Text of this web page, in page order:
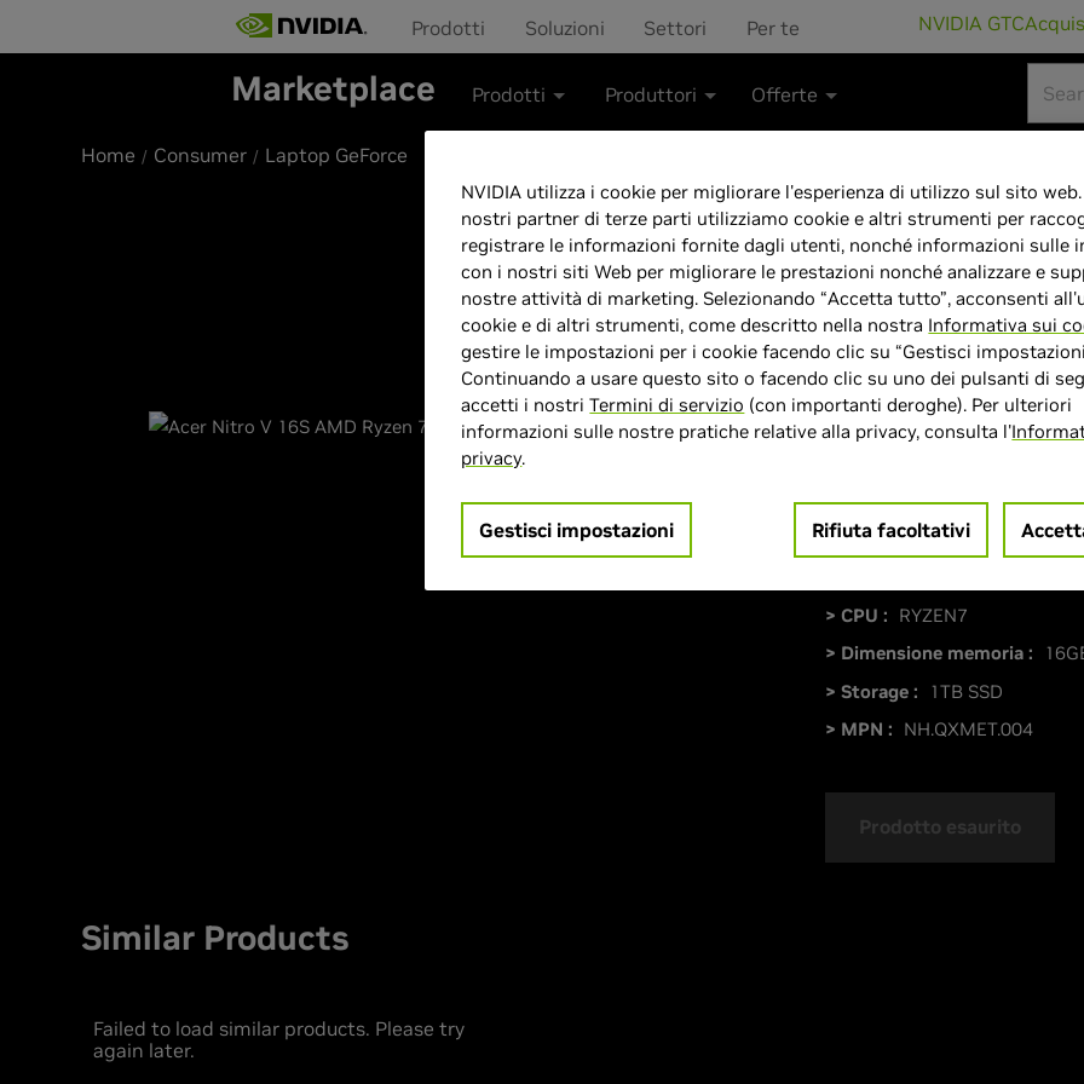
Prodotti Soluzioni Settori Per te NVIDIA GTC
Marketplace Prodotti Produttori Offerte
Home Consumer Laptop GeForce
Acer Nitro V
GeForce RTX
Windows 11
> Display : 16POLLICI"| 2560
> CPU : RYZEN7
> Dimensione memoria :
> Storage :
1TB SSD
> MPN : NH.QXMET.004
Prodotto esaurito
Similar Products
Failed to load similar products. Please try
again later.
NVIDIA utilizza i cookie per migliorare l'esperienza di utilizzo sul sito
nostri partner di terze parti utilizziamo cookie e altri strumenti per
registrare le informazioni fornite dagli utenti, nonché informazioni sulle
con i nostri siti Web per migliorare le prestazioni nonché analizzare e
nostre attività di marketing. Selezionando “Accetta tutto”, acconsenti
cookie e di altri strumenti, come descritto nella nostra Informativa sui
gestire le impostazioni per i cookie facendo clic su “Gestisci
Continuando a usare questo sito o facendo clic su uno dei pulsanti di
accetti i nostriTermini di servizio (con importanti deroghe). Per ulteriori
informazioni sulle nostre pratiche relative alla privacy, consulta l'
privacy.
Gestisci impostazioni Rifiuta facoltativi